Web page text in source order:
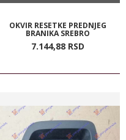
OKVIR RESETKE PREDNJEG
BRANIKA SREBRO
7.144,88 RSD